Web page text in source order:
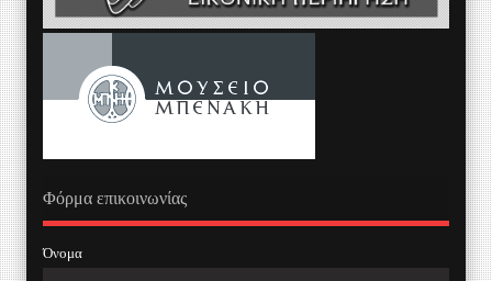
Φόρμα επικοινωνίας
Όνομα